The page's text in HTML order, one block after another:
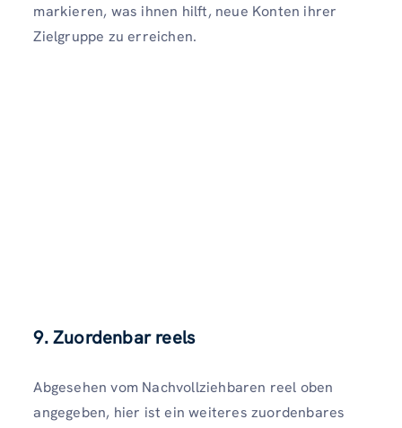
markieren, was ihnen hilft, neue Konten ihrer
Zielgruppe zu erreichen.
9. Zuordenbar reels
Abgesehen vom Nachvollziehbaren reel oben
angegeben, hier ist ein weiteres zuordenbares